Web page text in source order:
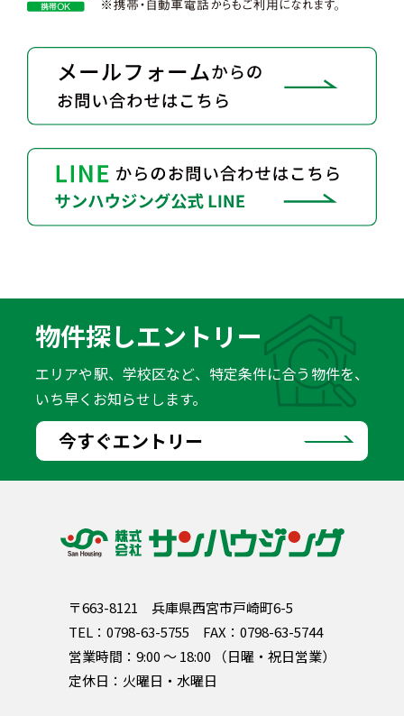
物件探しエントリー
エリアや駅、学校区など、特定条件に合う物件を、
いち早くお知らせします。
今すぐエントリー
〒663-8121 兵庫県西宮市戸崎町6-5
TEL： 0798-63-5755
FAX：0798-63-5744
営業時間：9:00 〜 18:00 （日曜・祝日営業）
定休日：火曜日・水曜日